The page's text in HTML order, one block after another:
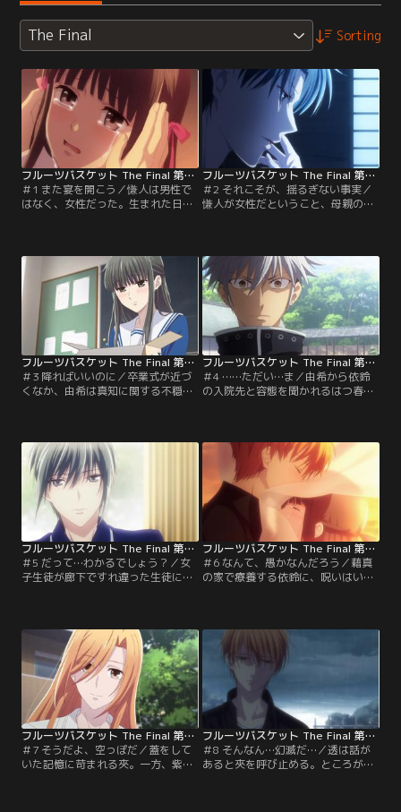
The Final Sorting
フルーツバスケット The Final 第01話
＃1 また宴を開こう／慊人は男性で
はなく、女性だった。生まれた日か
ら母親の草摩楝によって男性として
人と楝が憎しみあっていること。そ
して、紅野が慊人から離れられない
という事実。哀しさが螺旋のように
つながり、へたりこむ透。そんな透
の前に現れたのは……。
フルーツバスケット The Final 第02話
＃2 それこそが、揺るぎない事実／
慊人が女性だということ、母親の楝
にしていいものか悩んでしまう。一
方、紫呉は満と食事に出かけるも偶
然、両親と鉢合わせる。どうやら同
じ店で草摩本家の会食が行われるら
しい。当然、そこには慊人の姿もあ
って……。
フルーツバスケット The Final 第03話
＃3 降ればいいのに／卒業式が近づ
くなか、由希は真知に関する不穏な
噂はかなり真相に近いようだ。しか
し、それでも由希は信じられずにい
た。こうなったら直接本人から聞い
てみようと真鍋が提案し、2人は真
知の家へ向かう。
フルーツバスケット The Final 第04話
＃4 ……ただい…ま／由希から依鈴
の入院先と容態を聞かれるはつ春。
して楽羅の家に向かうも、はつ春は
燈路から依鈴はまだ戻っていないと
聞かされる。その頃、紅野は草摩本
家の座敷牢で驚愕の光景を目撃して
しまい……。
フルーツバスケット The Final 第05話
＃5 だって…わかるでしょう？／女
子生徒が廊下ですれ違った生徒に黄
いるが、背が伸びて嬉しいと話す表
情からは今までのあどけなさは感じ
られない。一方、はつ春の一件以
来、部屋に閉じこもっていた慊人は
とある夢を見て慌てて紅葉の元へと
向かう。
フルーツバスケット The Final 第06話
＃6 なんて、愚かなんだろう／藉真
の家で療養する依鈴に、呪いはいず
ければ夾は幽閉されてしまうのだ。
しかし、そうなるのが猫憑きの役目
だと紫呉は冷たく言い放つ。そし
て、「君は、夾のことを……」と問
うが、透は思わず逃げ出してしま
う。
フルーツバスケット The Final 第07話
＃7 そうだよ、空っぽだ／蓋をして
いた記憶に苛まれる夾。一方、紫呉
フルーツバスケット The Final 第08話
＃8 そんなん…幻滅だ…／透は話が
あると夾を呼び止める。ところが夾